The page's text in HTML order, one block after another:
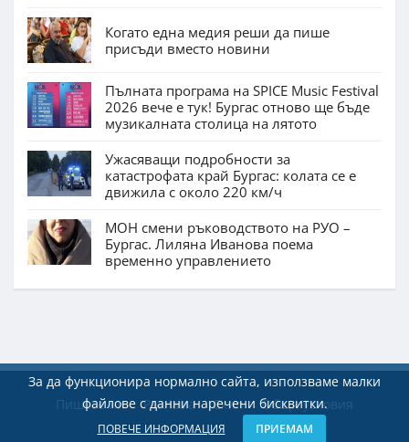
Когато една медия реши да пише
присъди вместо новини
Пълната програма на SPICE Music Festival
2026 вече е тук! Бургас отново ще бъде
музикалната столица на лятото
Ужасяващи подробности за
катастрофата край Бургас: колата се е
движила с около 220 км/ч
МОН смени ръководството на РУО –
Бургас. Лиляна Иванова поема
временно управлението
За да функционира нормално сайта, използваме малки
файлове с данни наречени бисквитки.
ПОВЕЧЕ ИНФОРМАЦИЯ ПРИЕМАМ
Пишете ни Реклама Екип Общи условия